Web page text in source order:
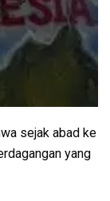
sejak abad ke
yang